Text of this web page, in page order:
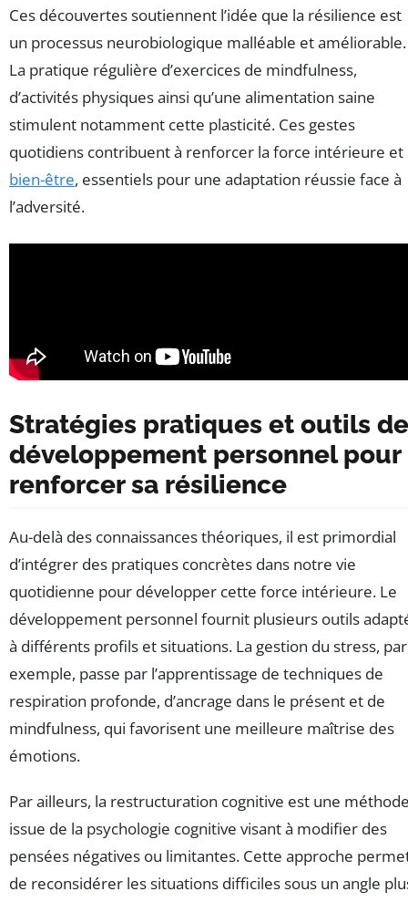
Ces découvertes soutiennent l’idée que la résilience est
un processus neurobiologique malléable et améliorable.
La pratique régulière d’exercices de mindfulness,
d’activités physiques ainsi qu’une alimentation saine
stimulent notamment cette plasticité. Ces gestes
quotidiens contribuent à renforcer la force intérieure et
bien-être, essentiels pour une adaptation réussie face à
l’adversité.
Stratégies pratiques et outils de
développement personnel pour
renforcer sa résilience
Au-delà des connaissances théoriques, il est primordial
d’intégrer des pratiques concrètes dans notre vie
quotidienne pour développer cette force intérieure. Le
développement personnel fournit plusieurs outils
à différents profils et situations. La gestion du stress, par
exemple, passe par l’apprentissage de techniques de
respiration profonde, d’ancrage dans le présent et de
mindfulness, qui favorisent une meilleure maîtrise des
émotions.
Par ailleurs, la restructuration cognitive est une
issue de la psychologie cognitive visant à modifier des
pensées négatives ou limitantes. Cette approche
de reconsidérer les situations difficiles sous un angle